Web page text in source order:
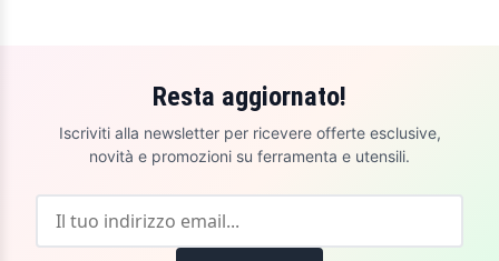
Resta aggiornato!
Iscriviti alla newsletter per ricevere offerte esclusive,
novità e promozioni su ferramenta e utensili.